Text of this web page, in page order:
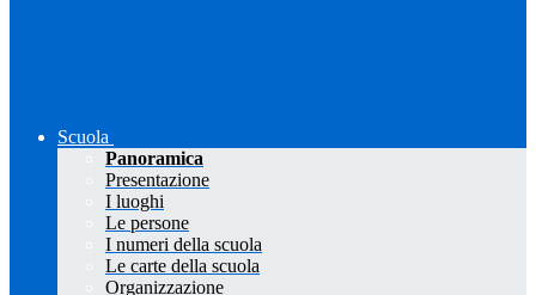
Scuola
Panoramica
Presentazione
I luoghi
Le persone
I numeri della scuola
Le carte della scuola
Organizzazione